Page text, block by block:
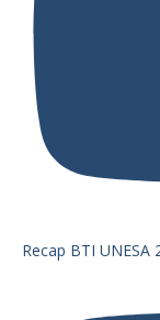
Recap BTI UNESA